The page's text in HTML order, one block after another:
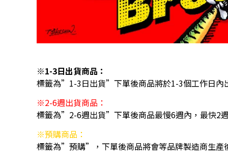
※1-3日出貨商品：
標籤為”1-3日出貨”下單後商品將於1-3個工作日內
※2-6週出貨商品：
標籤為”2-6週出貨”下單後商品最慢6週內，最快2
※預購商品：
標籤為”預購”，下單後商品將會等品牌製造商生產